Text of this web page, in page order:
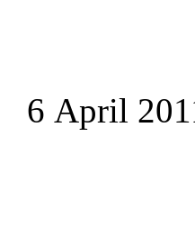
6 April